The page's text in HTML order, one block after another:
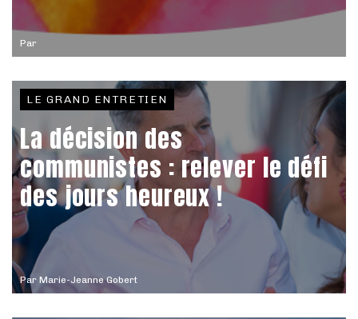
Par
Par Marie-Jeanne Gobert
LE GRAND ENTRETIEN
La décision des
communistes : relever le défi
des jours heureux !